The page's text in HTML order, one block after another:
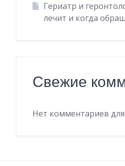
Гериатр и
лечит и когда
Свежие
Нет комментариев